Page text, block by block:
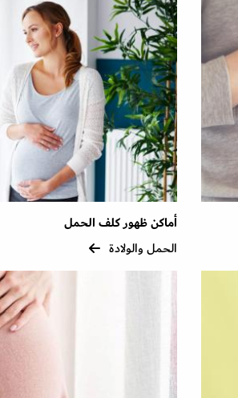
أماكن ظهور كلف الحمل
الحمل والولادة